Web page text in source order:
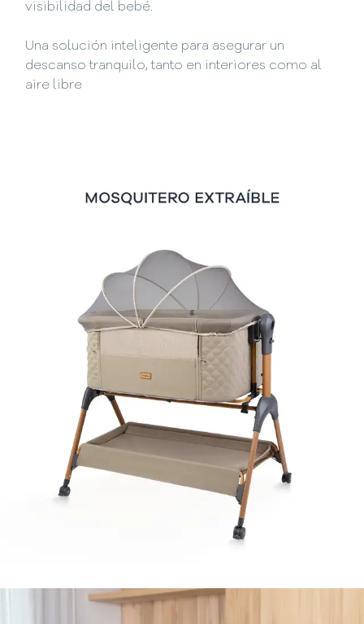
visibilidad del bebé.
Una solución inteligente para asegurar un
descanso tranquilo, tanto en interiores como al
aire libre